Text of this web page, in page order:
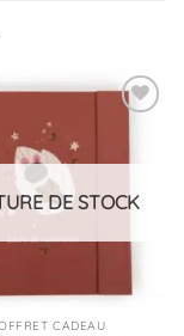
liste
DE STOCK
CADEAU